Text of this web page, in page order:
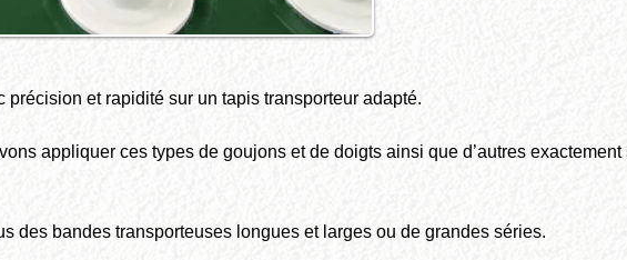
et rapidité sur un tapis transporteur adapté.
appliquer ces types de goujons et de doigts ainsi que d’autres exactement
des bandes transporteuses longues et larges ou de grandes séries.